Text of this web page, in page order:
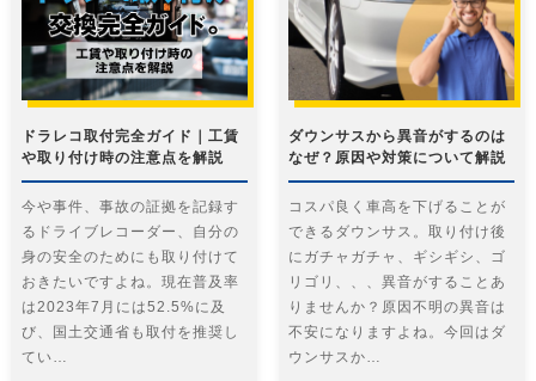
ドラレコ取付完全ガイド｜工賃
や取り付け時の注意点を解説
今や事件、事故の証拠を記録す
るドライブレコーダー、自分の
身の安全のためにも取り付けて
おきたいですよね。現在普及率
は2023年7月には52.5%に及
び、国土交通省も取付を推奨し
てい…
ダウンサスから異音がするのは
なぜ？原因や対策について解説
コスパ良く車高を下げることが
できるダウンサス。取り付け後
にガチャガチャ、ギシギシ、ゴ
リゴリ、、、異音がすることあ
りませんか？原因不明の異音は
不安になりますよね。今回はダ
ウンサスか…